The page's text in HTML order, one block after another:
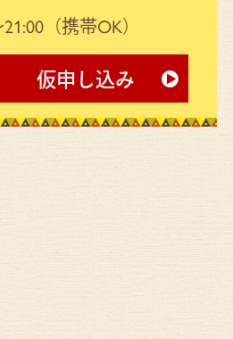
（携帯OK）
仮申し込み